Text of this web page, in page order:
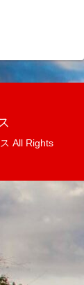
All Rights